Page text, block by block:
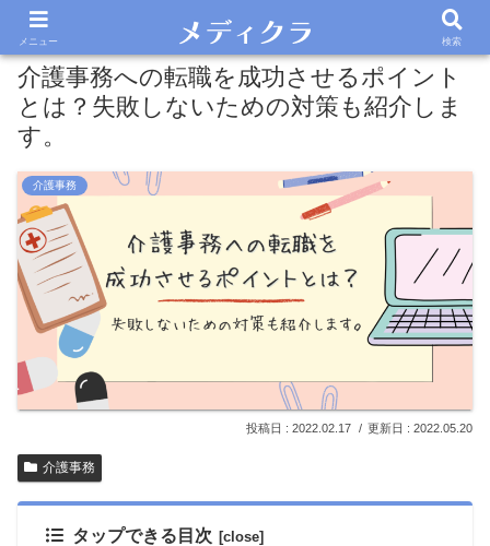
介護事務への転職を成功させるポイント
とは？失敗しないための対策も紹介しま
す。
介護事務
2022.02.17 2022.05.20
介護事務
タップできる目次
メニュー 検索